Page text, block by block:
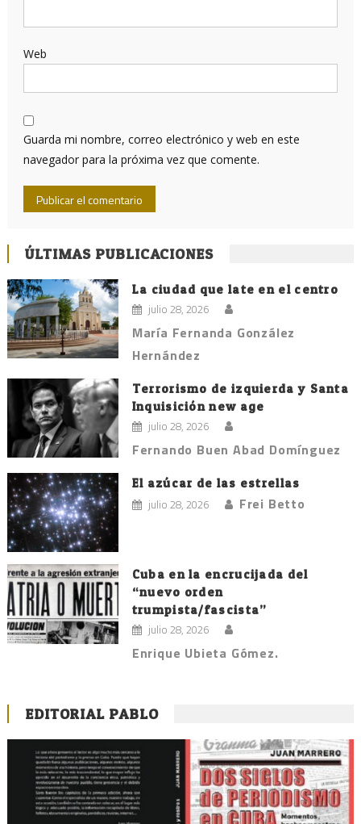
Web
Guarda mi nombre, correo electrónico y web en este
navegador para la próxima vez que comente.
ÚLTIMAS PUBLICACIONES
La ciudad que late en el centro
julio 28, 2026
María Fernanda González
Hernández
Terrorismo de izquierda y Santa
Inquisición new age
julio 28, 2026
Fernando Buen Abad Domínguez
El azúcar de las estrellas
julio 28, 2026 Frei Betto
Cuba en la encrucijada del
“nuevo orden
trumpista/fascista”
julio 28, 2026
Enrique Ubieta Gómez.
EDITORIAL PABLO